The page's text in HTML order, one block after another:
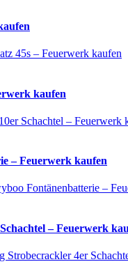
45s – Feuerwerk kaufen
kaufen
Schachtel – Feuerwerk
– Feuerwerk kaufen
Fontänenbatterie –
– Feuerwerk
Strobecrackler 4er